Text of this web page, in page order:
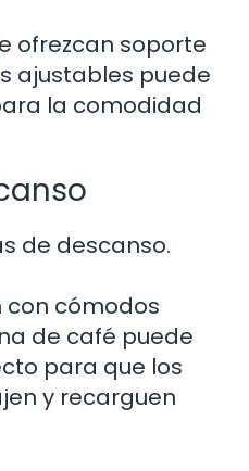
ofrezcan soporte
ajustables puede
la comodidad
de descanso.
con cómodos
de café puede
para que los
y recarguen